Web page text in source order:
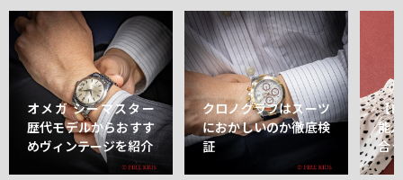
オメガ シーマスター
歴代モデルからおすす
めヴィンテージを紹介
クロノグラフはスーツ
におかしいのか徹底検
証
【
能
合